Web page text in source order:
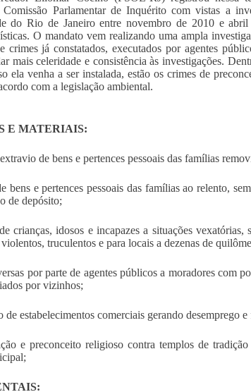
Parlamentar de Inquérito com vistas a
do Rio de Janeiro entre novembro de 2010 e
O mandato vem realizando uma ampla
crimes já constatados, executados por agentes
mais celeridade e consistência às investigações.
ela venha a ser instalada, estão os crimes de
com a legislação ambiental.
E MATERIAIS:
de bens e pertences pessoais das famílias
e pertences pessoais das famílias ao relento,
de depósito;
idosos e incapazes a situações vexatórias,
truculentos e para locais a dezenas de
por parte de agentes públicos a moradores com
por vizinhos;
comerciais gerando desemprego e
preconceito religioso contra templos de tradição